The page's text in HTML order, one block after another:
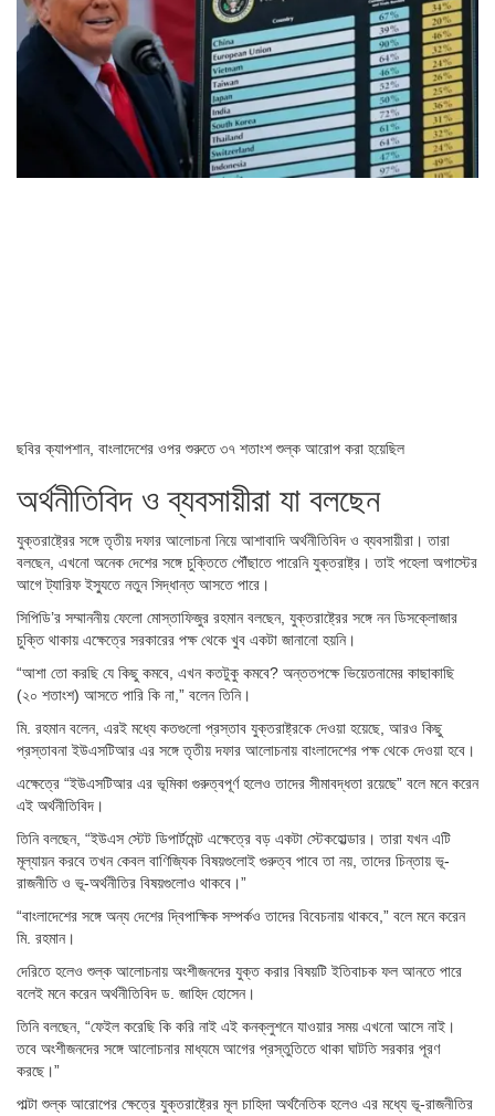
ছবির ক্যাপশান, বাংলাদেশের ওপর শুরুতে ৩৭ শতাংশ শুল্ক আরোপ করা হয়েছিল
অর্থনীতিবিদ ও ব্যবসায়ীরা যা বলছেন
যুক্তরাষ্ট্রের সঙ্গে তৃতীয় দফার আলোচনা নিয়ে আশাবাদি অর্থনীতিবিদ ও ব্যবসায়ীরা। তারা
বলছেন, এখনো অনেক দেশের সঙ্গে চুক্তিতে পৌঁছাতে পারেনি যুক্তরাষ্ট্র। তাই পহেলা অগাস্টের
আগে ট্যারিফ ইস্যুতে নতুন সিদ্ধান্ত আসতে পারে।
সিপিডি’র সম্মাননীয় ফেলো মোস্তাফিজুর রহমান বলছেন, যুক্তরাষ্ট্রের সঙ্গে নন ডিসক্লোজার
চুক্তি থাকায় এক্ষেত্রে সরকারের পক্ষ থেকে খুব একটা জানানো হয়নি।
“আশা তো করছি যে কিছু কমবে, এখন কতটুকু কমবে? অন্ততপক্ষে ভিয়েতনামের কাছাকাছি
(২০ শতাংশ) আসতে পারি কি না,” বলেন তিনি।
মি. রহমান বলেন, এরই মধ্যে কতগুলো প্রস্তাব যুক্তরাষ্ট্রকে দেওয়া হয়েছে, আরও কিছু
প্রস্তাবনা ইউএসটিআর এর সঙ্গে তৃতীয় দফার আলোচনায় বাংলাদেশের পক্ষ থেকে দেওয়া হবে।
এক্ষেত্রে “ইউএসটিআর এর ভূমিকা গুরুত্বপূর্ণ হলেও তাদের সীমাবদ্ধতা রয়েছে” বলে মনে করেন
এই অর্থনীতিবিদ।
তিনি বলছেন, “ইউএস স্টেট ডিপার্টমেন্ট এক্ষেত্রে বড় একটা স্টেকহোল্ডার। তারা যখন এটি
মূল্যায়ন করবে তখন কেবল বাণিজ্যিক বিষয়গুলোই গুরুত্ব পাবে তা নয়, তাদের চিন্তায় ভূ-
রাজনীতি ও ভূ-অর্থনীতির বিষয়গুলোও থাকবে।”
“বাংলাদেশের সঙ্গে অন্য দেশের দ্বিপাক্ষিক সম্পর্কও তাদের বিবেচনায় থাকবে,” বলে মনে করেন
মি. রহমান।
দেরিতে হলেও শুল্ক আলোচনায় অংশীজনদের যুক্ত করার বিষয়টি ইতিবাচক ফল আনতে পারে
বলেই মনে করেন অর্থনীতিবিদ ড. জাহিদ হোসেন।
তিনি বলছেন, “ফেইল করেছি কি করি নাই এই কনক্লুশনে যাওয়ার সময় এখনো আসে নাই।
তবে অংশীজনদের সঙ্গে আলোচনার মাধ্যমে আগের প্রস্তুতিতে থাকা ঘাটতি সরকার পূরণ
করছে।”
পাল্টা শুল্ক আরোপের ক্ষেত্রে যুক্তরাষ্ট্রের মূল চাহিদা অর্থনৈতিক হলেও এর মধ্যে ভূ-রাজনীতির